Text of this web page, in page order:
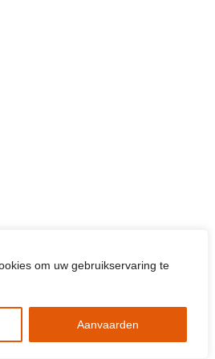
om uw gebruikservaring te
Aanvaarden